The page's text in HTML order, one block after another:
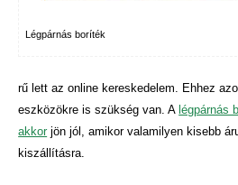
Légpárnás boríték
rű lett az online kereskedelem. Ehhez
eszközökre is szükség van. A légpárnás
akkorjön jól, amikor valamilyen kisebb
kiszállításra.